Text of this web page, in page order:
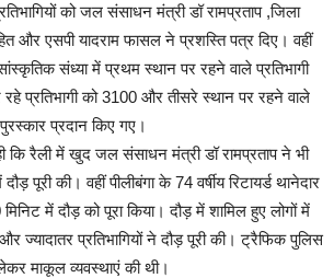
को जल संसाधन मंत्री डॉ रामप्रताप ,जिला
और एसपी यादराम फासल ने प्रशस्ति पत्र दिए। वहीं
संध्या में प्रथम स्थान पर रहने वाले प्रतिभागी
प्रतिभागी को 3100 और तीसरे स्थान पर रहने वाले
प्रदान किए गए।
कि रैली में खुद जल संसाधन मंत्री डॉ रामप्रताप ने भी
पूरी की। वहीं पीलीबंगा के 74 वर्षीय रिटायर्ड थानेदार
मिनिट में दौड़ को पूरा किया। दौड़ में शामिल हुए लोगों में
ज्यादातर प्रतिभागियों ने दौड़ पूरी की। ट्रैफिक पुलिस
माकूल व्यवस्थाएं की थी।